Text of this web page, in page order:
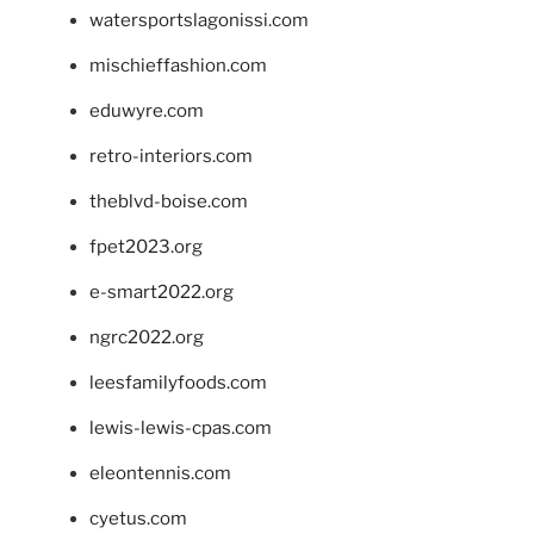
watersportslagonissi.com
mischieffashion.com
eduwyre.com
retro-interiors.com
theblvd-boise.com
fpet2023.org
e-smart2022.org
ngrc2022.org
leesfamilyfoods.com
lewis-lewis-cpas.com
eleontennis.com
cyetus.com